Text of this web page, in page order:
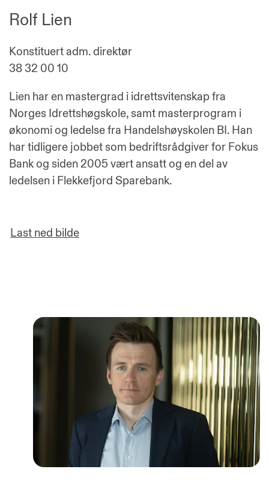
Rolf Lien
Konstituert adm. direktør
38 32 00 10
Lien har en mastergrad i idrettsvitenskap fra
Norges Idrettshøgskole, samt masterprogram i
økonomi og ledelse fra Handelshøyskolen BI. Han
har tidligere jobbet som bedriftsrådgiver for Fokus
Bank og siden 2005 vært ansatt og en del av
ledelsen i Flekkefjord Sparebank.
Last ned bilde